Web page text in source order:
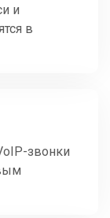
и
в
звонки